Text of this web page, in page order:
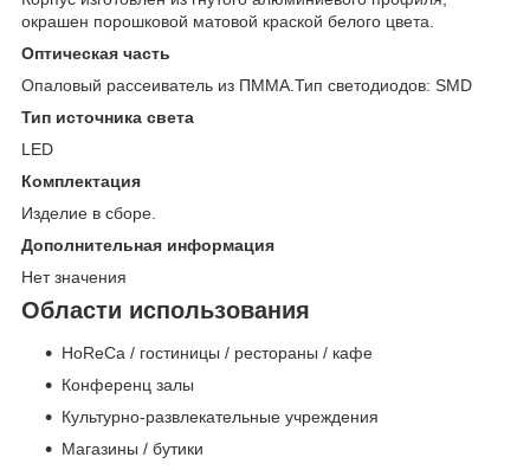
окрашен порошковой матовой краской белого цвета.
Оптическая часть
Опаловый рассеиватель из ПММА.Тип светодиодов: SMD
Тип источника света
LED
Комплектация
Изделие в сборе.
Дополнительная информация
Нет значения
Области использования
HoReCa / гостиницы / рестораны / кафе
Конференц залы
Культурно-развлекательные учреждения
Магазины / бутики